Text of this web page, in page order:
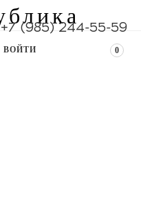
+7 (985) 244-55-59
0
ВОЙТИ